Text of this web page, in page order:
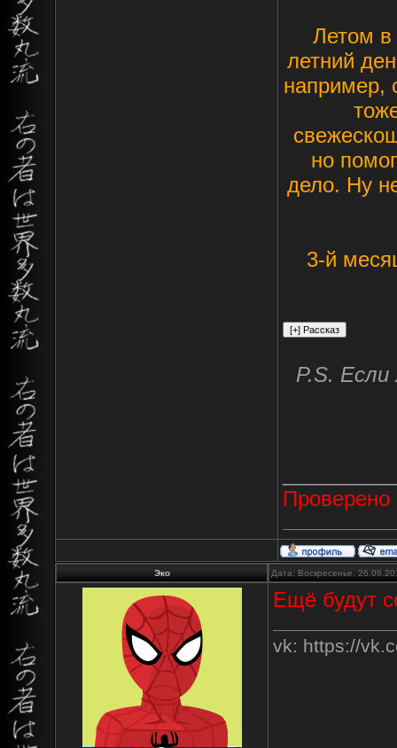
Летом в
летний
например,
но
дело. Ну
3-й
P.S.
Проверено
Эко Дата: Воскресенье,
Ещё будут
vk: https://